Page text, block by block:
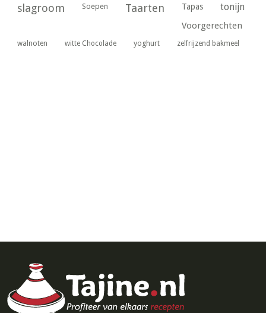
slagroom Soepen Taarten Tapas tonijn
Voorgerechten
walnoten witte Chocolade yoghurt zelfrijzend bakmeel